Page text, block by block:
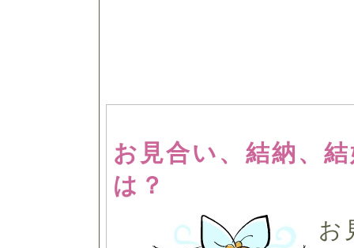
お見合い、結納、
は？
お